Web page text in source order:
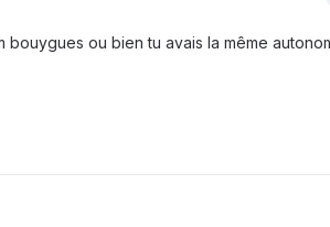
ou bien tu avais la même